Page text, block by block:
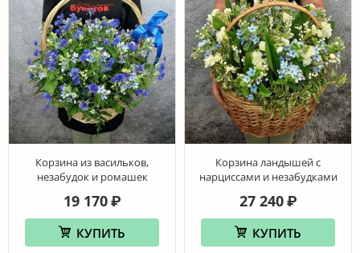
Корзина из васильков,
незабудок и ромашек
19 170 ₽
КУПИТЬ
Корзина ландышей с
нарциссами и незабудками
27 240 ₽
КУПИТЬ